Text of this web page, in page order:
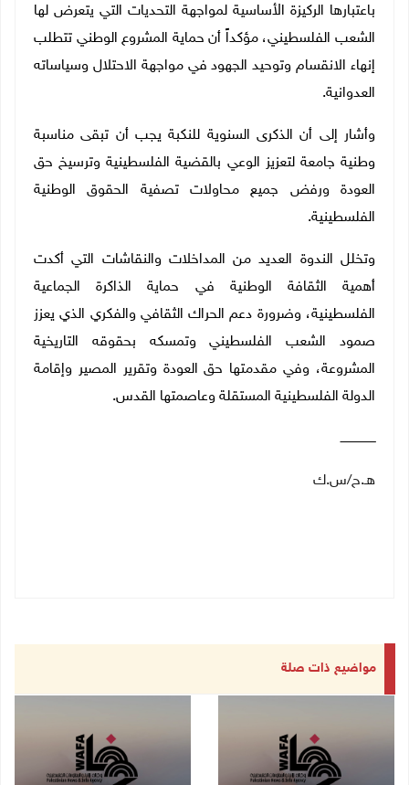
باعتبارها الركيزة الأساسية لمواجهة التحديات التي يتعرض لها
الشعب الفلسطيني، مؤكداً أن حماية المشروع الوطني تتطلب
إنهاء الانقسام وتوحيد الجهود في مواجهة الاحتلال وسياساته
العدوانية.
وأشار إلى أن الذكرى السنوية للنكبة يجب أن تبقى مناسبة
وطنية جامعة لتعزيز الوعي بالقضية الفلسطينية وترسيخ حق
العودة ورفض جميع محاولات تصفية الحقوق الوطنية
الفلسطينية.
وتخلل الندوة العديد من المداخلات والنقاشات التي أكدت
أهمية الثقافة الوطنية في حماية الذاكرة الجماعية
الفلسطينية، وضرورة دعم الحراك الثقافي والفكري الذي يعزز
صمود الشعب الفلسطيني وتمسكه بحقوقه التاريخية
المشروعة، وفي مقدمتها حق العودة وتقرير المصير وإقامة
الدولة الفلسطينية المستقلة وعاصمتها القدس.
ـــــــــــــــــــ
هـ.ح/س.ك
مواضيع ذات صلة